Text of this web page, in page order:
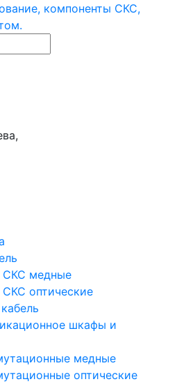
СКС медные
оптические
шкафы и
медные
оптические